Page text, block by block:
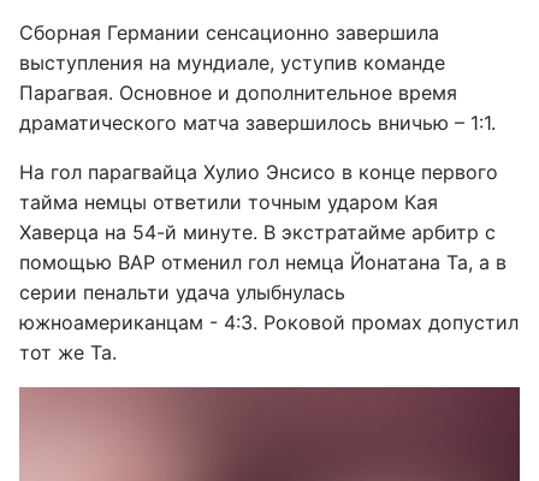
Сборная Германии сенсационно завершила
выступления на мундиале, уступив команде
Парагвая. Основное и дополнительное время
драматического матча завершилось вничью – 1:1.
На гол парагвайца Хулио Энсисо в конце первого
тайма немцы ответили точным ударом Кая
Хаверца на 54-й минуте. В экстратайме арбитр с
помощью ВАР отменил гол немца Йонатана Та, а в
серии пенальти удача улыбнулась
южноамериканцам - 4:3. Роковой промах допустил
тот же Та.